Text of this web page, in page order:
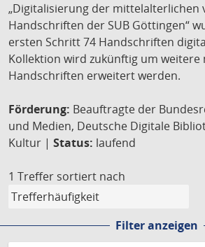
„Digitalisierung der mittelalterlichen
Handschriften der SUB Göttingen“
ersten Schritt 74 Handschriften
Kollektion wird zukünftig um
Handschriften erweitert werden.
Förderung: Beauftragte der
und Medien, Deutsche Digitale
Kultur | Status: laufend
1 Treffer sortiert nach
Filter anzeigen